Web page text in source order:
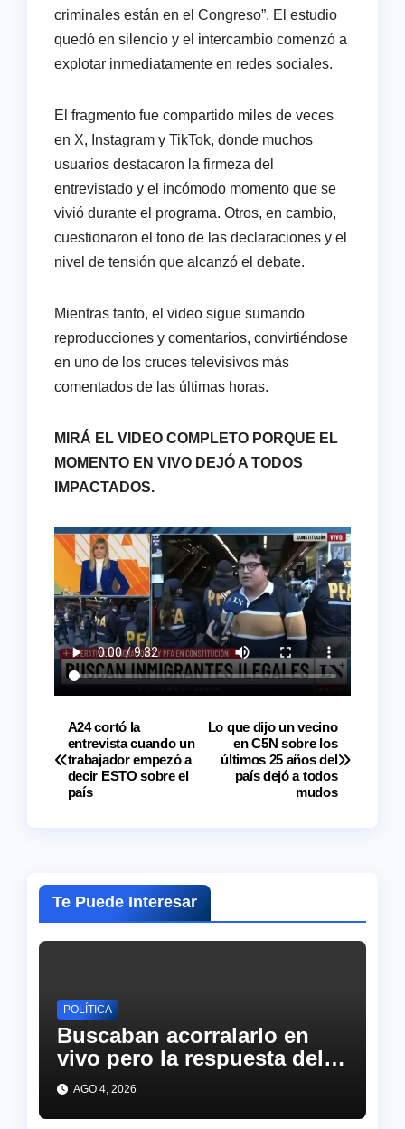
criminales están en el Congreso”. El estudio
quedó en silencio y el intercambio comenzó a
explotar inmediatamente en redes sociales.
El fragmento fue compartido miles de veces
en X, Instagram y TikTok, donde muchos
usuarios destacaron la firmeza del
entrevistado y el incómodo momento que se
vivió durante el programa. Otros, en cambio,
cuestionaron el tono de las declaraciones y el
nivel de tensión que alcanzó el debate.
Mientras tanto, el video sigue sumando
reproducciones y comentarios, convirtiéndose
en uno de los cruces televisivos más
comentados de las últimas horas.
MIRÁ EL VIDEO COMPLETO PORQUE EL
MOMENTO EN VIVO DEJÓ A TODOS
IMPACTADOS.
Navegación
de
entradas
Lo que dijo un vecino
en C5N sobre los
últimos 25 años del
país dejó a todos
mudos
A24 cortó la
entrevista cuando un
trabajador empezó a
decir ESTO sobre el
país
Te Puede Interesar
POLÍTICA
Buscaban acorralarlo en
vivo pero la respuesta del
abogado de Cristina
descolocó a todo el piso de
AGO 4, 2026